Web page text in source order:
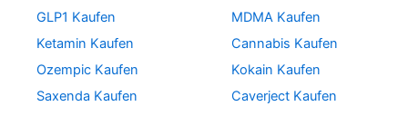
GLP1 Kaufen
Ketamin Kaufen
Ozempic Kaufen
Saxenda Kaufen
MDMA Kaufen
Cannabis Kaufen
Kokain Kaufen
Caverject Kaufen